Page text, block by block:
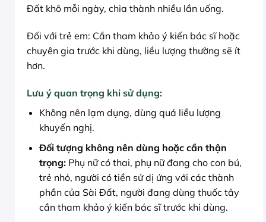
Đất khô mỗi ngày, chia thành nhiều lần uống.
Đối với trẻ em: Cần tham khảo ý kiến bác sĩ hoặc
chuyên gia trước khi dùng, liều lượng thường sẽ ít
hơn.
Lưu ý quan trọng khi sử dụng:
Không nên lạm dụng, dùng quá liều lượng
khuyến nghị.
Đối tượng không nên dùng hoặc cần thận
trọng:Phụ nữ có thai, phụ nữ đang cho con bú,
trẻ nhỏ, người có tiền sử dị ứng với các thành
phần của Sài Đất, người đang dùng thuốc tây
cần tham khảo ý kiến bác sĩ trước khi dùng.